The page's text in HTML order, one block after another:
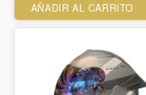
AÑADIR AL CARRITO